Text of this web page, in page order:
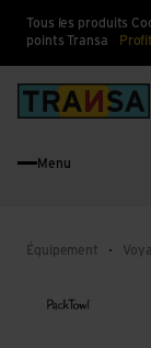
Tous les produits
points Transa
Menu
Équipement